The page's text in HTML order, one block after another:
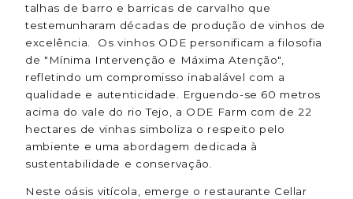
talhas de barro e barricas de carvalho que
testemunharam décadas de produção de vinhos de
excelência. Os vinhos ODE personificam a filosofia
de "Mínima Intervenção e Máxima Atenção",
refletindo um compromisso inabalável com a
qualidade e autenticidade. Erguendo-se 60 metros
acima do vale do rio Tejo, a ODE Farm com de 22
hectares de vinhas simboliza o respeito pelo
ambiente e uma abordagem dedicada à
sustentabilidade e conservação.
Neste oásis vitícola, emerge o restaurante Cellar